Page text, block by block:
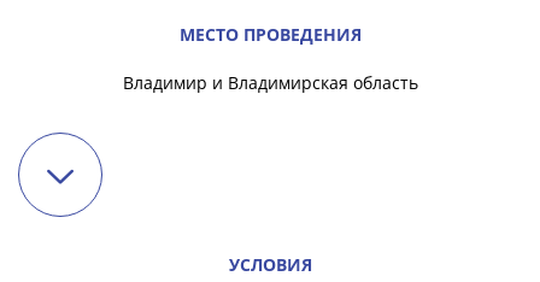
МЕСТО ПРОВЕДЕНИЯ
Владимир и Владимирская область
УСЛОВИЯ